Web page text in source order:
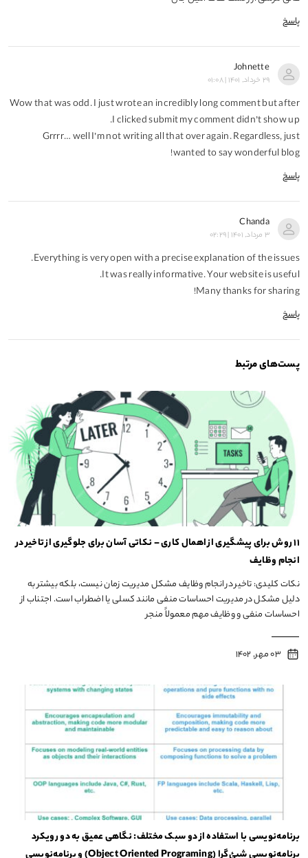
پاسخ
Johnette
۲۹ خرداد, ۱۴۰۱ | ۰۱:۰۸
Wow that was odd. I just wrote an incredibly long comment but after
I clicked submit my comment didn’t show up.
Grrrr… well I’m not writing all that over again. Regardless, just
wanted to say wonderful blog!
پاسخ
Chanda
۳ مرداد, ۱۴۰۱ | ۰۲:۲۹
Everything is very open with a precise explanation of the issues.
It was really informative. Your website is useful.
Many thanks for sharing!
پاسخ
پست‌های مرتبط
۱۱ روش برای پیشگیری از اهمال کاری – نکاتی آسان برای جلوگیری از تاخیر در
انجام وظایف
نکات کلیدی: تاخیر در انجام وظایف مشکل مدیریت زمان نیست، بلکه بیشتر به
دلیل مشکل در مدیریت احساسات منفی مانند کسلی یا اضطراب است. اجتناب از
احساسات منفی و وظایف مهم معمولاً منجر
03 مهر, 1402
برنامه‌نویسی با استفاده از دو سبک مختلف: نگاهی عمیق به دو رویکرد